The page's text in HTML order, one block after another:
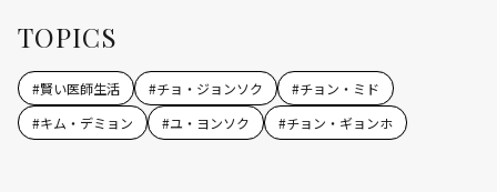
TOPICS
#賢い医師生活 #チョ・ジョンソク #チョン・ミド
#キム・デミョン #ユ・ヨンソク #チョン・ギョンホ